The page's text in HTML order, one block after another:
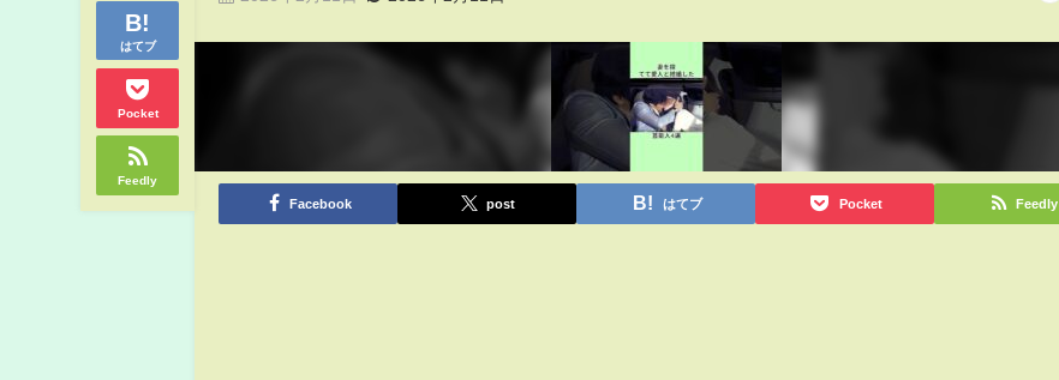
はてブ
Pocket
Feedly
Facebook post はてブ Pocket Feedly